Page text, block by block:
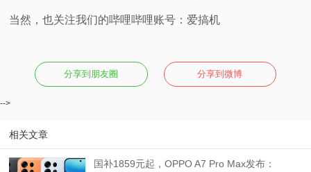
当然，也关注我们的哔哩哔哩账号：爱搞机
分享到朋友圈 分享到微博
-->
相关文章
国补1859元起，OPPO A7 Pro Max发布：